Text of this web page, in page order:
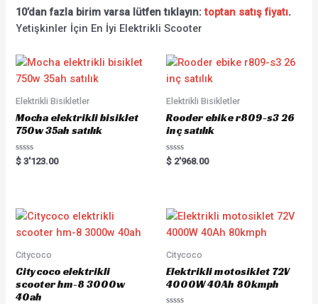
10’dan fazla birim varsa lütfen tıklayın:toptan satış fiyatı.
Yetişkinler İçin En İyi Elektrikli Scooter
Elektrikli Bisikletler
Mocha elektrikli bisiklet
750w 35ah satılık
Rated
0
$ 3'123.00
Elektrikli Bisikletler
Rooder ebike r809-s3 26
inç satılık
Rated
0
$ 2'968.00
Citycoco
Citycoco elektrikli
scooter hm-8 3000w
40ah
Citycoco
Elektrikli motosiklet 72V
4000W 40Ah 80kmph